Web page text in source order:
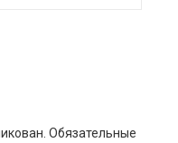
Обязательные